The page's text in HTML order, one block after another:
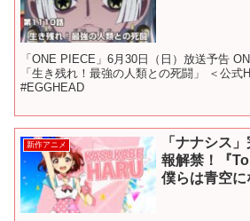
「ONE PIECE」6月30日（日）放送予告
「生き残れ！最強の人類との死闘」 ＜公式
#EGGHEAD
新作アニメ
「ナナシス
報解禁！『
僕らは青空